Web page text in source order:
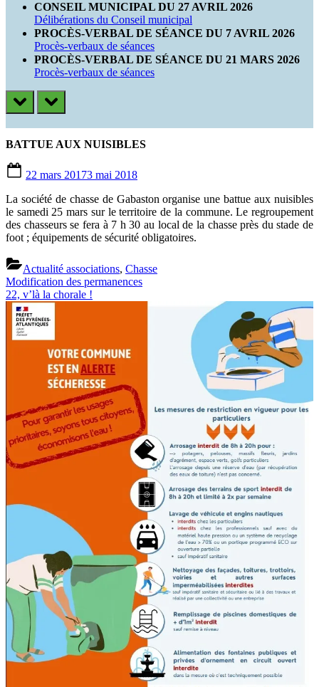
CONSEIL MUNICIPAL DU 27 AVRIL 2026
Délibérations du Conseil municipal
PROCÈS-VERBAL DE SÉANCE DU 7 AVRIL 2026
Procès-verbaux de séances
PROCÈS-VERBAL DE SÉANCE DU 21 MARS 2026
Procès-verbaux de séances
prev next
BATTUE AUX NUISIBLES
on
22 mars 20173 mai 2018
La société de chasse de Gabaston organise une battue aux nuisibles
le samedi 25 mars sur le territoire de la commune. Le regroupement
des chasseurs se fera à 7 h 30 au local de la chasse près du stade de
foot ; équipements de sécurité obligatoires.
Actualité associations, Chasse
Navigation
de
l’article
Previous
Post:
Modification des permanences
Next
Post:
22, v’là la chorale !